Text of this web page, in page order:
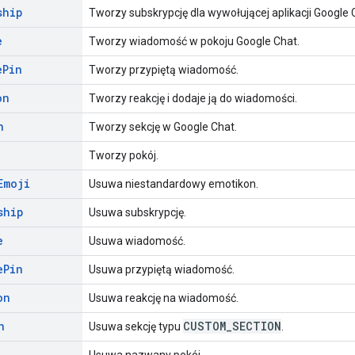
Tworzy subskrypcję dla wywołującej aplikacji
Tworzy wiadomość w pokoju Google Chat.
Pin Tworzy przypiętą wiadomość.
Tworzy reakcję i dodaje ją do wiadomości.
Tworzy sekcję w Google Chat.
Tworzy pokój.
Usuwa niestandardowy emotikon.
Usuwa subskrypcję.
Usuwa wiadomość.
Pin Usuwa przypiętą wiadomość.
Usuwa reakcję na wiadomość.
Usuwa sekcję typu CUSTOM SECTION